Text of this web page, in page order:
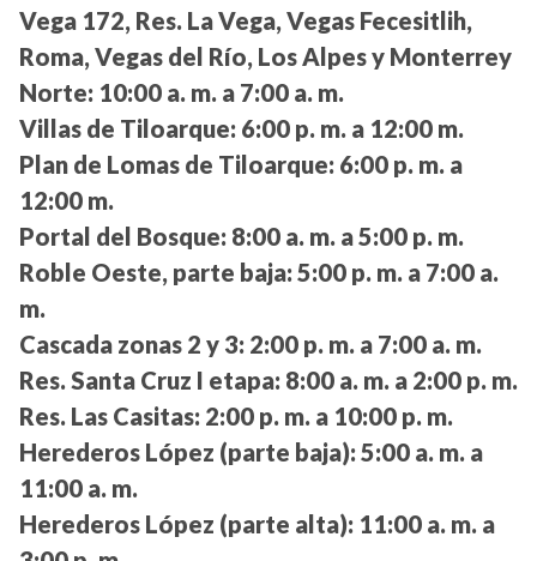
Vega 172, Res. La Vega, Vegas Fecesitlih,
Roma, Vegas del Río, Los Alpes y Monterrey
Norte: 10:00 a. m. a 7:00 a. m.
Villas de Tiloarque: 6:00 p. m. a 12:00 m.
Plan de Lomas de Tiloarque: 6:00 p. m. a
12:00 m.
Portal del Bosque: 8:00 a. m. a 5:00 p. m.
Roble Oeste, parte baja: 5:00 p. m. a 7:00 a.
m.
Cascada zonas 2 y 3: 2:00 p. m. a 7:00 a. m.
Res. Santa Cruz I etapa: 8:00 a. m. a 2:00 p. m.
Res. Las Casitas: 2:00 p. m. a 10:00 p. m.
Herederos López (parte baja): 5:00 a. m. a
11:00 a. m.
Herederos López (parte alta): 11:00 a. m. a